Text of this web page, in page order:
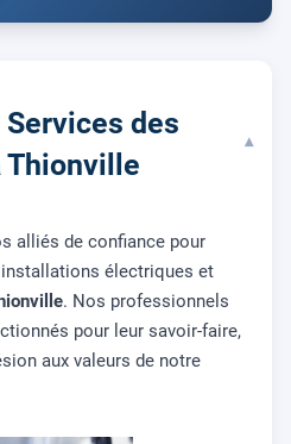
des
Thionville
▾
alliés de confiance pour
électriques et
. Nos professionnels
pour leur savoir-faire,
aux valeurs de notre